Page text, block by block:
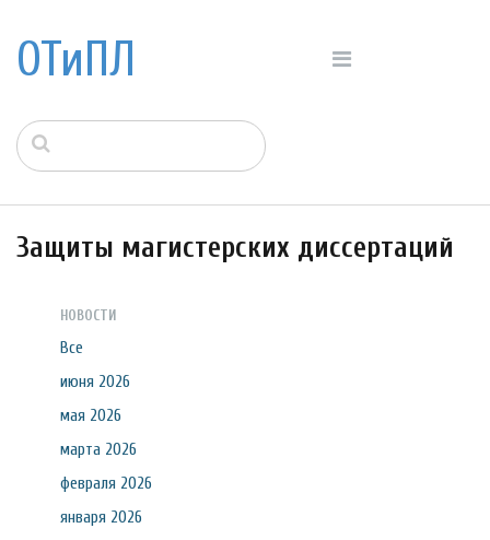
ОТиПЛ
Защиты магистерских диссертаций
НОВОСТИ
Все
июня 2026
мая 2026
марта 2026
февраля 2026
января 2026